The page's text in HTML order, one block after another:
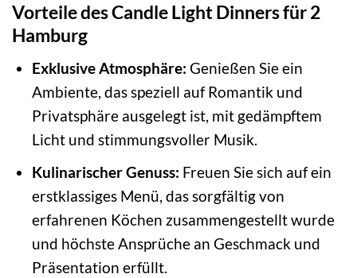
Vorteile des Candle Light Dinners für 2
Hamburg
Exklusive Atmosphäre: Genießen Sie ein
Ambiente, das speziell auf Romantik und
Privatsphäre ausgelegt ist, mit gedämpftem
Licht und stimmungsvoller Musik.
Kulinarischer Genuss: Freuen Sie sich auf ein
erstklassiges Menü, das sorgfältig von
erfahrenen Köchen zusammengestellt wurde
und höchste Ansprüche an Geschmack und
Präsentation erfüllt.